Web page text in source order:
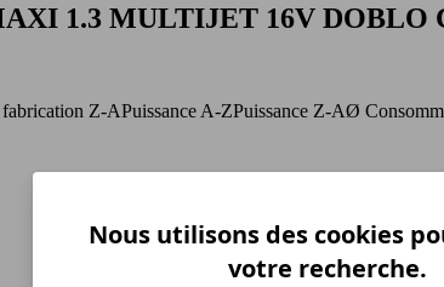
1.3 MULTIJET 16V DOBLO
fabrication Z-APuissance A-ZPuissance Z-AØ
Nous utilisons des cookies
votre recherche.